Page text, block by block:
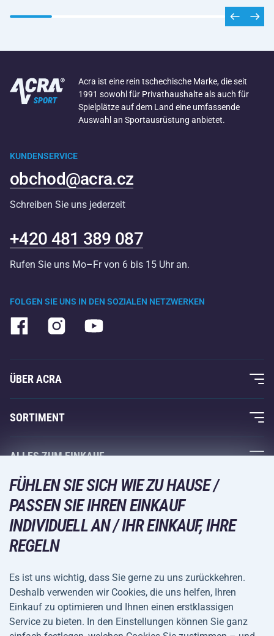
Acra ist eine rein tschechische Marke, die seit
1991 sowohl für Privathaushalte als auch für
Spielplätze auf dem Land eine umfassende
Auswahl an Sportausrüstung anbietet.
FOLGEN SIE UNS IN DEN SOZIALEN NETZWERKEN
KUNDENSERVICE
obchod@acra.cz
Schreiben Sie uns jederzeit
+420 481 389 087
Rufen Sie uns Mo–Fr von 6 bis 15 Uhr an.
ÜBER ACRA
Über uns
Acra-Garantie
Kontakte
Großhandel
Einkaufsratgeber
SORTIMENT
Fitness und Krafttraining
Racketsportarten
Wintersport
Freizeit und Unterhaltung
Camping und Wandern
Fahrräder und Roller
Ballsportarten
ALLES ZUM EINKAUF
Acra-Garantie
Rückgabe und Reklamationen
VERSANDARTEN
ZAHLUNGSARTEN
FÜHLEN SIE SICH WIE ZU HAUSE /
PASSEN SIE IHREN EINKAUF
INDIVIDUELL AN / IHR EINKAUF, IHRE
REGELN
Es ist uns wichtig, dass Sie gerne zu uns zurückkehren.
Deshalb verwenden wir Cookies, die uns helfen, Ihren
Einkauf zu optimieren und Ihnen einen erstklassigen
Service zu bieten. In den Einstellungen können Sie ganz